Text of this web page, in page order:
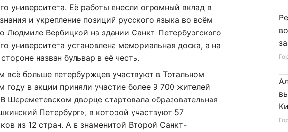
университета. Её работы внесли огромный вклад в
и укрепление позиций русского языка во всём
Людмиле Вербицкой на здании Санкт-Петербургского
университета установлена мемориальная доска, а на
назван бульвар в её честь.
больше петербуржцев участвуют в Тотальном
году в акции приняли участие более 9 700 жителей
Шереметевском дворце стартовала образовательная
Петербург», в которой участвуют 57
из 12 стран. А в знаменитой Второй Санкт-